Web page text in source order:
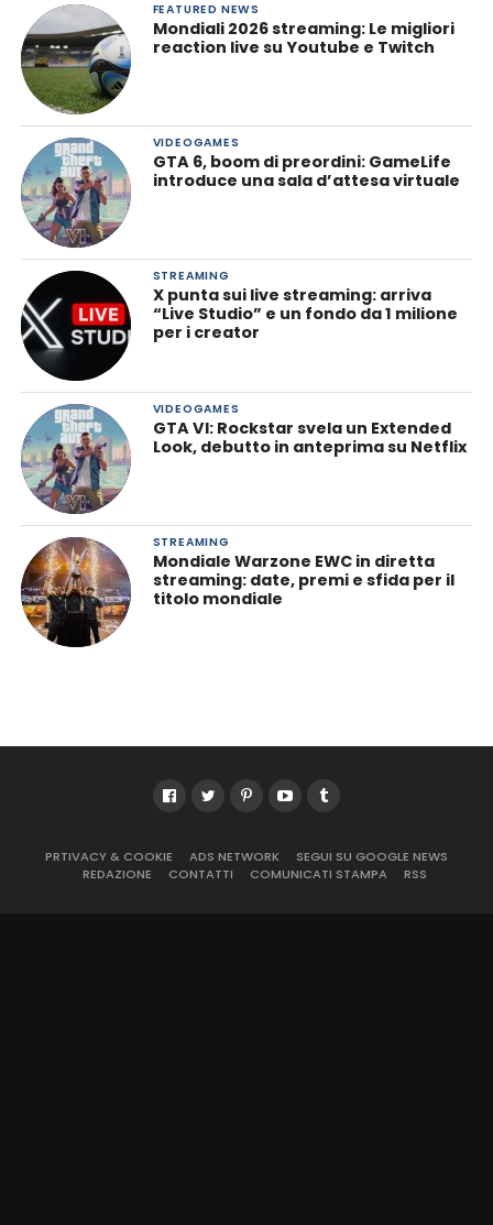
FEATURED NEWS
Mondiali 2026 streaming: Le migliori
reaction live su Youtube e Twitch
VIDEOGAMES
GTA 6, boom di preordini: GameLife
introduce una sala d’attesa virtuale
STREAMING
X punta sui live streaming: arriva
“Live Studio” e un fondo da 1 milione
per i creator
VIDEOGAMES
GTA VI: Rockstar svela un Extended
Look, debutto in anteprima su Netflix
STREAMING
Mondiale Warzone EWC in diretta
streaming: date, premi e sfida per il
titolo mondiale
PRTIVACY & COOKIE ADS NETWORK
SEGUI SU GOOGLE NEWS
REDAZIONE
CONTATTI COMUNICATI STAMPA RSS